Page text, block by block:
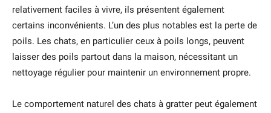
relativement faciles à vivre, ils présentent également
certains inconvénients. L’un des plus notables est la perte de
poils. Les chats, en particulier ceux à poils longs, peuvent
laisser des poils partout dans la maison, nécessitant un
nettoyage régulier pour maintenir un environnement propre.
Le comportement naturel des chats à gratter peut également